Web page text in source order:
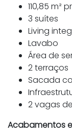
110,85 m²
3 suítes
Living
Lavabo
Área de
2 terraços
Sacada
2 vagas
Acabamentos